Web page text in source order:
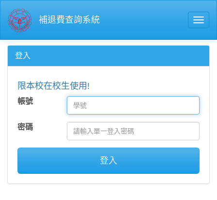
補退費查詢系統
登入
限本校在校生使用!
帳號
密碼
登入